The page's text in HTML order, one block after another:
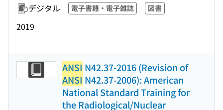
デジタル 電子書籍・電子雑誌 図書
2019
ANSI N42.37-2016 (Revision of
ANSI N42.37-2006): American
National Standard Training for
the Radiological/Nuclear